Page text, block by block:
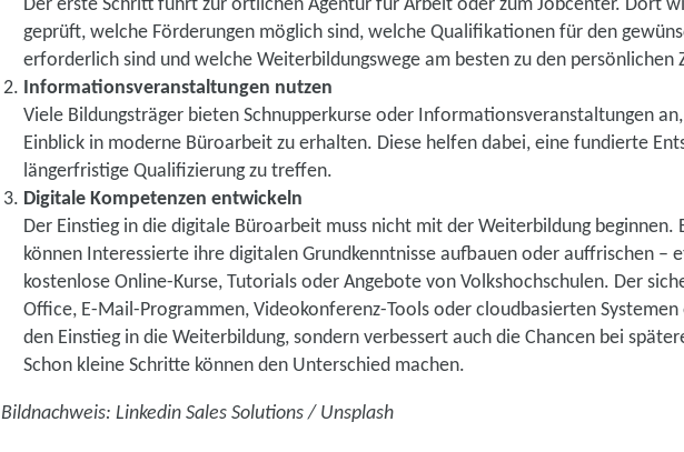
Der erste Schritt führt zur örtlichen Agentur für Arbeit oder zum Jobcenter. Dort
geprüft, welche Förderungen möglich sind, welche Qualifikationen für den
erforderlich sind und welche Weiterbildungswege am besten zu den persönlichen
Informationsveranstaltungen nutzen
Viele Bildungsträger bieten Schnupperkurse oder Informationsveranstaltungen
Einblick in moderne Büroarbeit zu erhalten. Diese helfen dabei, eine fundierte
längerfristige Qualifizierung zu treffen.
Digitale Kompetenzen entwickeln
Der Einstieg in die digitale Büroarbeit muss nicht mit der Weiterbildung beginnen.
können Interessierte ihre digitalen Grundkenntnisse aufbauen oder auffrischen –
kostenlose Online-Kurse, Tutorials oder Angebote von Volkshochschulen. Der
Office, E-Mail-Programmen, Videokonferenz-Tools oder cloudbasierten
den Einstieg in die Weiterbildung, sondern verbessert auch die Chancen bei
Schon kleine Schritte können den Unterschied machen.
Bildnachweis: Linkedin Sales Solutions / Unsplash